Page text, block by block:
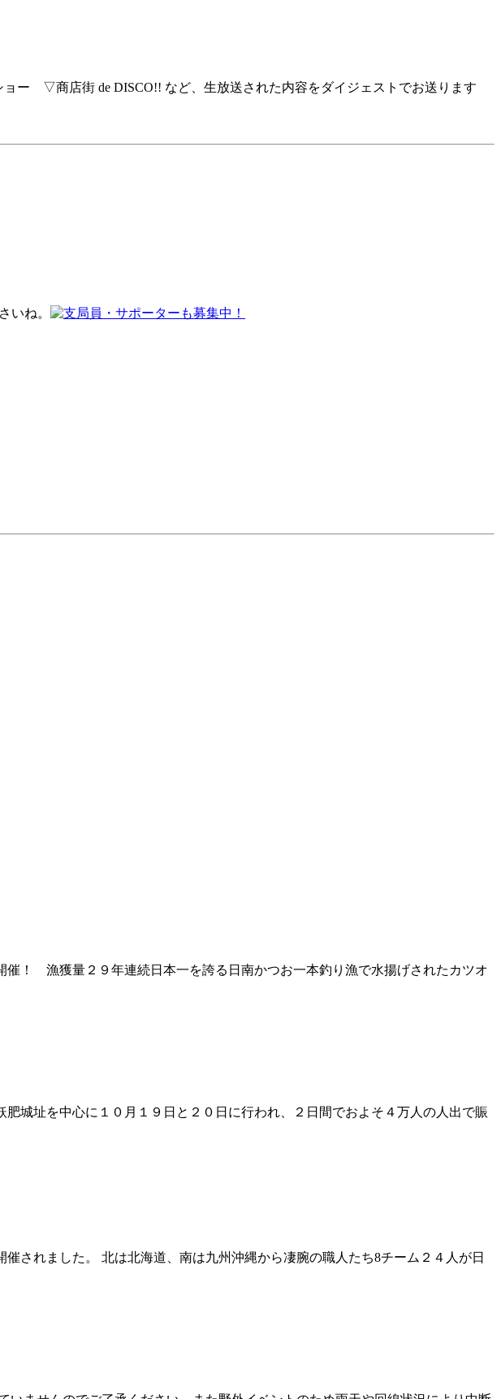
▽商店街 de DISCO!! など、生放送された内容をダイジェストでお送ります
いね。
！ 漁獲量２９年連続日本一を誇る日南かつお一本釣り漁で水揚げされたカツオ
城址を中心に１０月１９日と２０日に行われ、２日間でおよそ４万人の人出で賑
されました。 北は北海道、南は九州沖縄から凄腕の職人たち8チーム２４人が日